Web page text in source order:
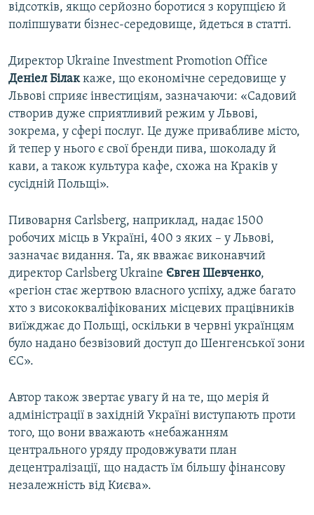
відсотків, якщо серйозно боротися з корупцією й
поліпшувати бізнес-середовище, йдеться в статті.
Директор Ukraine Investment Promotion Office
Деніел Білаккаже, що економічне середовище у
Львові сприяє інвестиціям, зазначаючи: «Садовий
створив дуже сприятливий режим у Львові,
зокрема, у сфері послуг. Це дуже привабливе місто,
й тепер у нього є свої бренди пива, шоколаду й
кави, а також культура кафе, схожа на Краків у
сусідній Польщі».
Пивоварня Carlsberg, наприклад, надає 1500
робочих місць в Україні, 400 з яких – у Львові,
зазначає видання. Та, як вважає виконавчий
директор Carlsberg Ukraine Євген Шевченко,
«регіон стає жертвою власного успіху, адже багато
хто з висококваліфікованих місцевих працівників
виїжджає до Польщі, оскільки в червні українцям
було надано безвізовий доступ до Шенгенської зони
ЄС».
Автор також звертає увагу й на те, що мерія й
адміністрації в західній Україні виступають проти
того, що вони вважають «небажанням
центрального уряду продовжувати план
децентралізації, що надасть їм більшу фінансову
незалежність від Києва».